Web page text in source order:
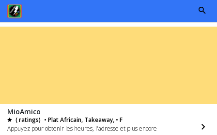
MioAmico
( ratings) • Plat Africain, Takeaway, • F
Appuyez pour obtenir les heures, l'adresse et plus encore